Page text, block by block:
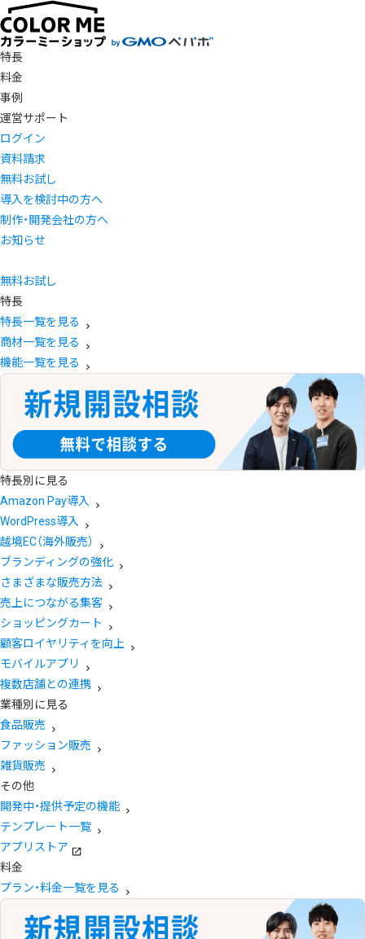
特長
料金
事例
運営サポート
ログイン
資料請求
無料お試し
導入を検討中の方へ
制作・開発会社の方へ
お知らせ
無料お試し
特長
特長一覧を見る
商材一覧を見る
機能一覧を見る
特長別に見る
Amazon Pay導入
WordPress導入
越境EC（海外販売）
ブランディングの強化
さまざまな販売方法
売上につながる集客
ショッピングカート
顧客ロイヤリティを向上
モバイルアプリ
複数店舗との連携
業種別に見る
食品販売
ファッション販売
雑貨販売
その他
開発中・提供予定の機能
テンプレート一覧
アプリストア
料金
プラン・料金一覧を見る